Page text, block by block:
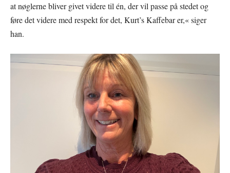
at nøglerne bliver givet videre til én, der vil passe på stedet og
føre det videre med respekt for det, Kurt’s Kaffebar er,« siger
han.